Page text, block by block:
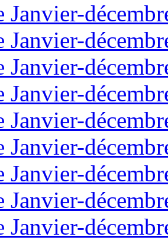
Janvier-
Janvier-
Janvier-
Janvier-
Janvier-
Janvier-
Janvier-
Janvier-
Janvier-